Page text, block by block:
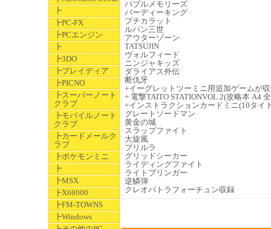
┣
┣PC-FX
┣PCエンジン
┣
┣3DO
┣プレイディア
┣PICNO
┣スーパーノート
クラブ
┣モバイルノート
クラブ
┣カードメールク
ラブ
┣ポケモンミニ
┣
┣MSX
┣X68000
┣FM-TOWNS
┣Windows
バブルメモリーズ
バーディーキング
プチカラット
ルパン三世
アウターゾーン
TATSUJIN
ヴォルフィード
ニンジャキッズ
ダライアス外伝
断仇牙
+イーグレットツーミニ用追加ゲームが
+ 電撃TAITO STATIONVOL.2(攻略本 A4
+インストラクションカードミニ(10タイ
グレートソードマン
黄金の城
スラップファイト
大旋風
プリルラ
グリッドシーカー
ライディングファイト
ライトブリンガー
逆鱗弾
クレオパトラフォーチュン収録